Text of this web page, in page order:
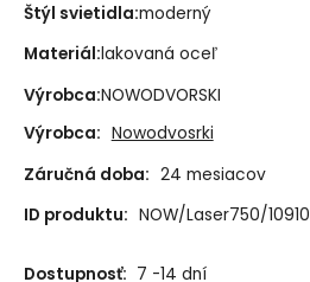
Štýl svietidla:moderný
Materiál:lakovaná oceľ
Výrobca:NOWODVORSKI
Výrobca: Nowodvosrki
Záručná doba: 24 mesiacov
ID produktu: NOW/Laser750/10910
Dostupnosť: 7 -14 dní